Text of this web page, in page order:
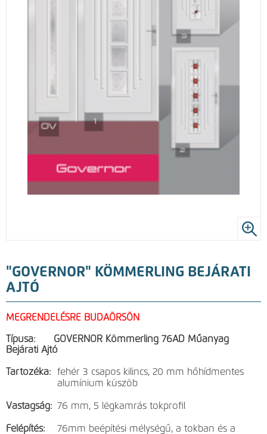
"GOVERNOR" KÖMMERLING BEJÁRATI
AJTÓ
MEGRENDELÉSRE BUDAÖRSÖN
Típusa: GOVERNOR Kömmerling 76AD Műanyag
Bejárati Ajtó
Tartozéka: fehér 3 csapos kilincs, 20 mm hőhídmentes
alumínium küszöb
Vastagság: 76 mm, 5 légkamrás tokprofil
Felépítés:
76mm beépítési mélységű, a tokban és a